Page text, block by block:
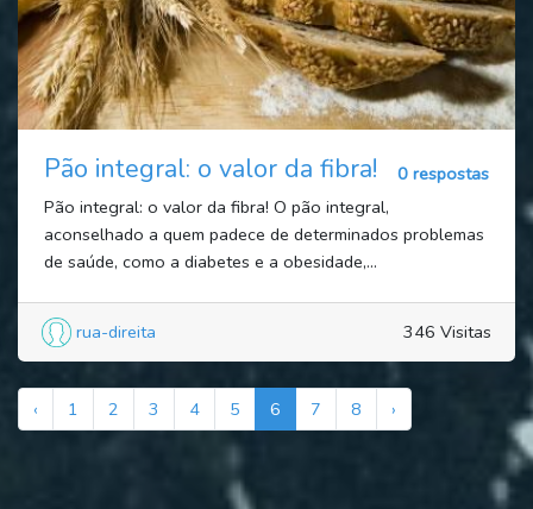
Pão integral: o valor da fibra!
0 respostas
Pão integral: o valor da fibra! O pão integral,
aconselhado a quem padece de determinados problemas
de saúde, como a diabetes e a obesidade,...
rua-direita 346 Visitas
‹ 1 2 3 4 5 6 7 8 ›